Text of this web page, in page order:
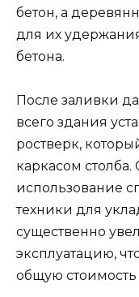
бетон, а
для их
бетона.
После заливки
всего здания
ростверк,
каркасом столба.
использование
техники для
существенно
эксплуатацию,
общую стоимость